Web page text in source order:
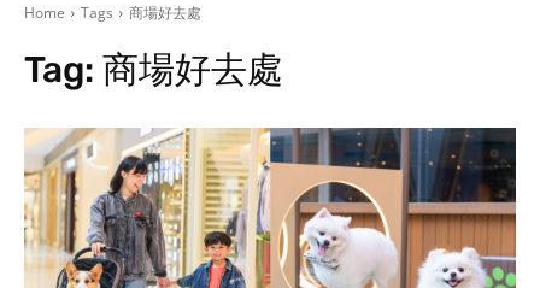
Home Tags 商場好去處
Tag: 商場好去處